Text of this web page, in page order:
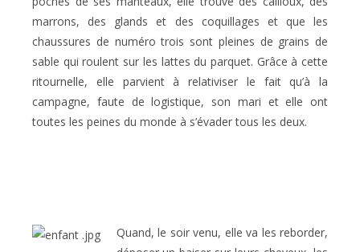
marrons, des glands et des coquillages et que les
chaussures de numéro trois sont pleines de grains de
sable qui roulent sur les lattes du parquet. Grâce à cette
ritournelle, elle parvient à relativiser le fait qu’à la
campagne, faute de logistique, son mari et elle ont
toutes les peines du monde à s’évader tous les deux.
Quand, le soir venu, elle va les reborder,